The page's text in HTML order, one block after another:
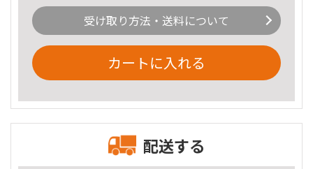
受け取り方法・送料について
カートに入れる
配送する